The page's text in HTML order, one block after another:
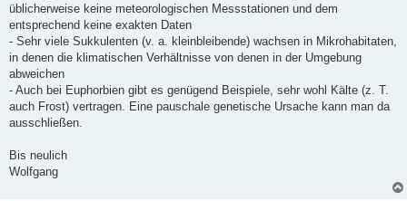
üblicherweise keine meteorologischen Messstationen und dem
entsprechend keine exakten Daten
- Sehr viele Sukkulenten (v. a. kleinbleibende) wachsen in Mikrohabitaten,
in denen die klimatischen Verhältnisse von denen in der Umgebung
abweichen
- Auch bei Euphorbien gibt es genügend Beispiele, sehr wohl Kälte (z. T.
auch Frost) vertragen. Eine pauschale genetische Ursache kann man da
ausschließen.
Bis neulich
Wolfgang